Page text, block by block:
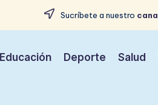
Sucríbete a nuestro
Educación Deporte Salud